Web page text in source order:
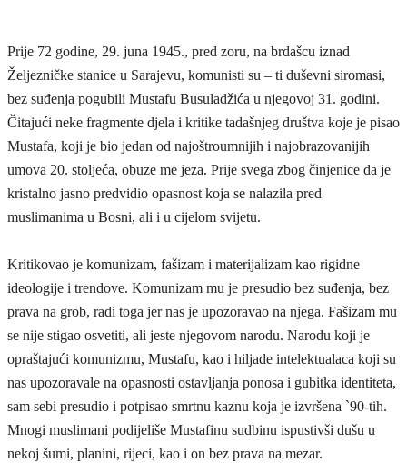
Prije 72 godine, 29. juna 1945., pred zoru, na brdašcu iznad
Željezničke stanice u Sarajevu, komunisti su – ti duševni siromasi,
bez suđenja pogubili Mustafu Busuladžića u njegovoj 31. godini.
Čitajući neke fragmente djela i kritike tadašnjeg društva koje je pisao
Mustafa, koji je bio jedan od najoštroumnijih i najobrazovanijih
umova 20. stoljeća, obuze me jeza. Prije svega zbog činjenice da je
kristalno jasno predvidio opasnost koja se nalazila pred
muslimanima u Bosni, ali i u cijelom svijetu.
Kritikovao je komunizam, fašizam i materijalizam kao rigidne
ideologije i trendove. Komunizam mu je presudio bez suđenja, bez
prava na grob, radi toga jer nas je upozoravao na njega. Fašizam mu
se nije stigao osvetiti, ali jeste njegovom narodu. Narodu koji je
opraštajući komunizmu, Mustafu, kao i hiljade intelektualaca koji su
nas upozoravale na opasnosti ostavljanja ponosa i gubitka identiteta,
sam sebi presudio i potpisao smrtnu kaznu koja je izvršena `90-tih.
Mnogi muslimani podijeliše Mustafinu sudbinu ispustivši dušu u
nekoj šumi, planini, rijeci, kao i on bez prava na mezar.